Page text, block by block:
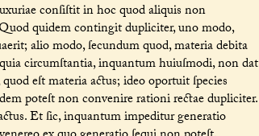
conſiſtit in hoc quod aliquis non
quidem contingit dupliciter, uno modo,
alio modo, ſecundum quod, materia debita
circumſtantia, inquantum huiuſmodi, non dat
eſt materia actus; ideo oportuit ſpecies
poteſt non convenire rationi rectae dupliciter.
Et ſic, inquantum impeditur generatio